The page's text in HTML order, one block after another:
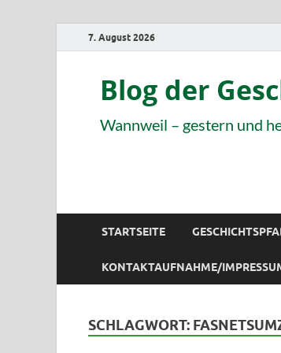
7. August 2026
Blog der
Wannweil – gestern und
STARTSEITE
KONTAKTAUFNAHME/
SCHLAGWORT: